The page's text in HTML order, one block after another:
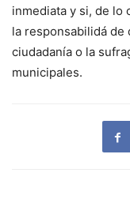
inmediata y si, de lo
la responsabilidá de
ciudadanía o la
municipales.